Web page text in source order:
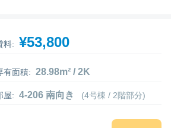
料: ¥53,800
有面積: 28.98m² / 2K
屋: 4-206 南向き (4号棟 / 2階部分)